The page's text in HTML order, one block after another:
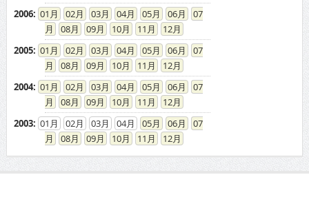
2006: 01 02 03 04 05 06
07
08
09 10 11
12
2005: 01 02 03 04 05 06
07
08
09 10 11
12
2004: 01 02 03 04 05 06
07
08
09 10 11
12
2003: 01 02 03 04 05 06
07
08
09 10 11 12